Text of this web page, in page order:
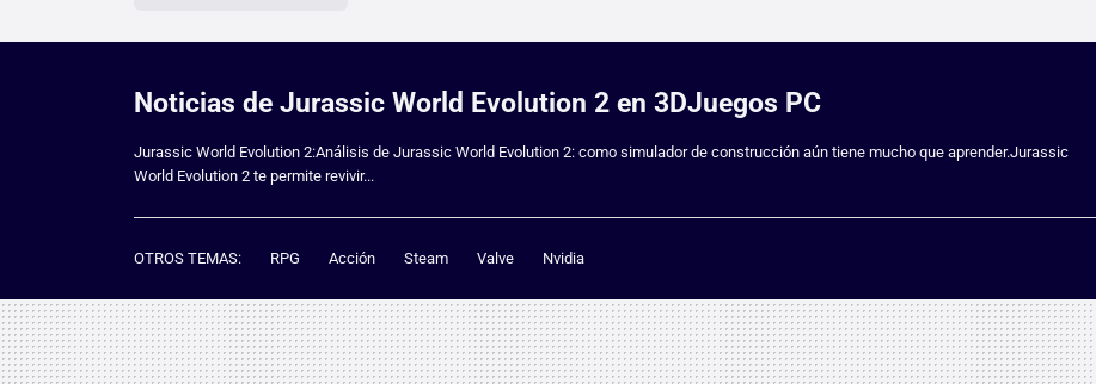
Noticias de Jurassic World Evolution 2 en 3DJuegos PC
Jurassic World Evolution 2:Análisis de Jurassic World Evolution 2: como simulador de construcción aún tiene mucho que aprender.Jurassic
World Evolution 2 te permite revivir...
OTROS TEMAS: RPG Acción Steam Valve Nvidia